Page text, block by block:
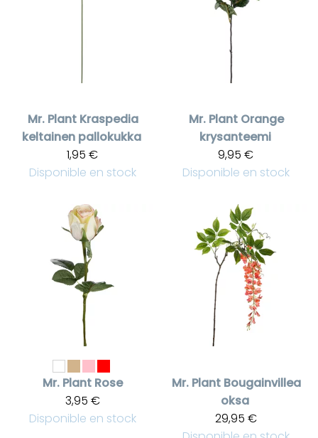
Mr. Plant Kraspedia
keltainen pallokukka
1,95 €
Disponible en stock
Mr. Plant Orange
krysanteemi
9,95 €
Disponible en stock
Mr. Plant Rose
3,95 €
Disponible en stock
Mr. Plant Bougainvillea
oksa
29,95 €